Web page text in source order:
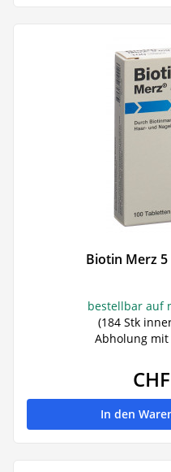
Biotin Merz
bestellbar auf
(184 Stk
Abholung
In den